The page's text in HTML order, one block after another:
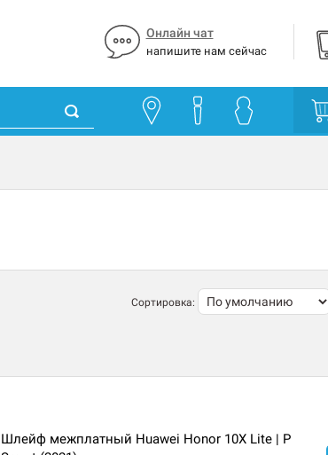
Онлайн чат
напишите нам сейчас
Сортировка:
Шлейф межплатный Huawei Honor 10X Lite | P